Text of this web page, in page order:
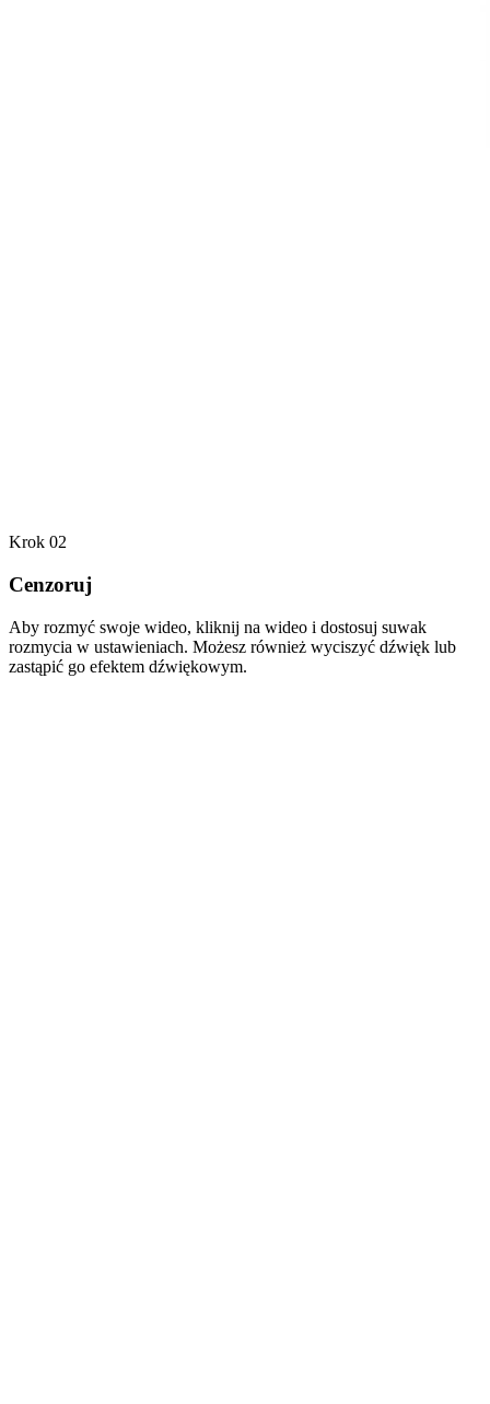
Krok 02
Cenzoruj
Aby rozmyć swoje wideo, kliknij na wideo i dostosuj suwak
rozmycia w ustawieniach. Możesz również wyciszyć dźwięk lub
zastąpić go efektem dźwiękowym.